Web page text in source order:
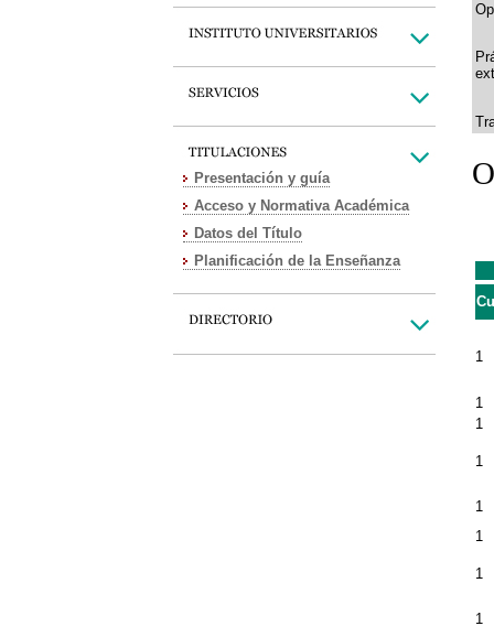
Presentación y guía
Acceso y Normativa Académica
Datos del Título
Planificación de la Enseñanza
1
1
1
1
1
1
1
1